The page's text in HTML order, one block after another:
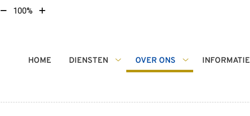
Tekst100%
Tekst
Hoofdmenu
HOME
DIENSTEN
Diensten
OVER ONS
Over
INFORMATIE